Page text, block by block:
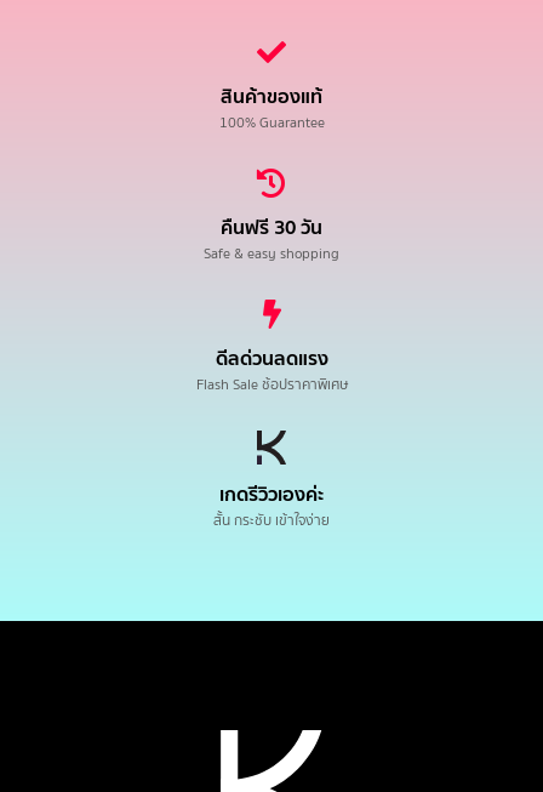
สินค้าของแท้
100% Guarantee
คืนฟรี 30 วัน
Safe & easy shopping
ดีลด่วนลดแรง
Flash Sale ช้อปราคาพิเศษ
เกดรีวิวเองค่ะ
สั้น กระชับ เข้าใจง่าย